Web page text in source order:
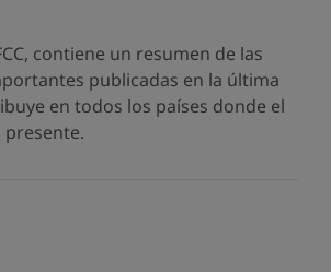
contiene un resumen de las
publicadas en la última
en todos los países donde el
presente.